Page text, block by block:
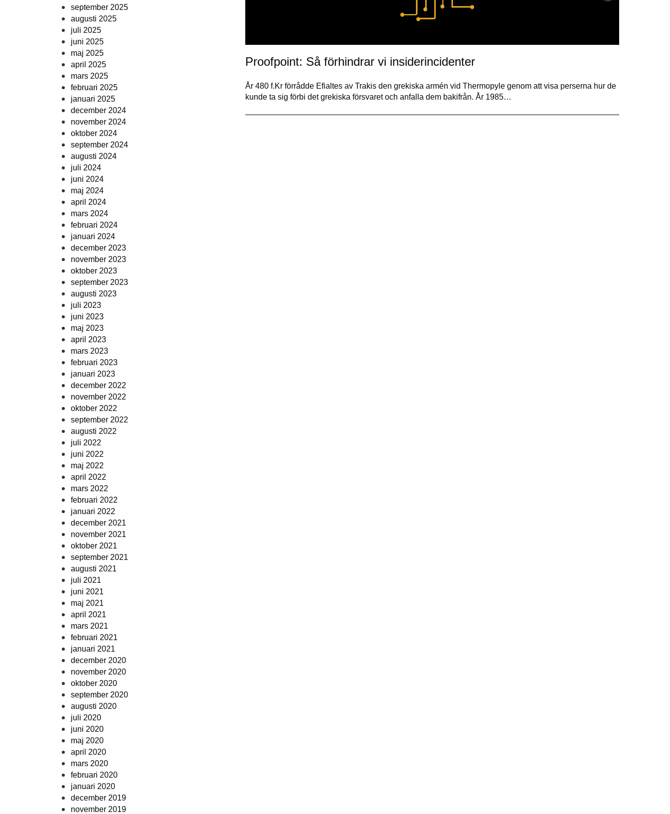
september 2025
augusti 2025
juli 2025
juni 2025
maj 2025
april 2025
mars 2025
februari 2025
januari 2025
december 2024
november 2024
oktober 2024
september 2024
augusti 2024
juli 2024
juni 2024
maj 2024
april 2024
mars 2024
februari 2024
januari 2024
december 2023
november 2023
oktober 2023
september 2023
augusti 2023
juli 2023
juni 2023
maj 2023
april 2023
mars 2023
februari 2023
januari 2023
december 2022
november 2022
oktober 2022
september 2022
augusti 2022
juli 2022
juni 2022
maj 2022
april 2022
mars 2022
februari 2022
januari 2022
december 2021
november 2021
oktober 2021
september 2021
augusti 2021
juli 2021
juni 2021
maj 2021
april 2021
mars 2021
februari 2021
januari 2021
december 2020
november 2020
oktober 2020
september 2020
augusti 2020
juli 2020
juni 2020
maj 2020
april 2020
mars 2020
februari 2020
januari 2020
december 2019
november 2019
Proofpoint: Så förhindrar vi insiderincidenter
År 480 f.Kr förrådde Efialtes av Trakis den grekiska armén vid Thermopyle genom att visa perserna hur de
kunde ta sig förbi det grekiska försvaret och anfalla dem bakifrån. År 1985…